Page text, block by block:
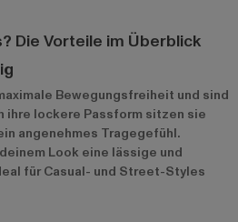
Die Vorteile im Überblick
Bewegungsfreiheit und sind
ihre lockere Passform sitzen sie
angenehmes Tragegefühl.
Look eine lässige und
für Casual- und Street-Styles